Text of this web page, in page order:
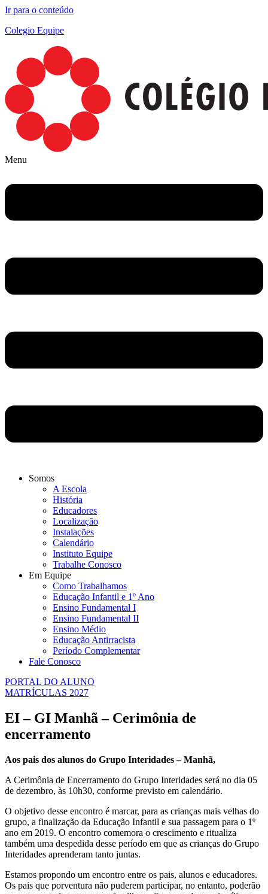
Ir para o conteúdo
Colegio Equipe
Menu
Somos
A Escola
História
Educadores
Localização
Instalações
Calendário
Instituto Equipe
Trabalhe Conosco
Em Equipe
Como Trabalhamos
Educação Infantil e 1º Ano
Ensino Fundamental I
Ensino Fundamental II
Ensino Médio
Educação Antirracista
Período Complementar
Fale Conosco
PORTAL DO ALUNO
MATRÍCULAS 2027
EI – GI Manhã – Cerimônia de
encerramento
Aos pais dos alunos do Grupo Interidades – Manhã,
A Cerimônia de Encerramento do Grupo Interidades será no dia 05
de dezembro, às 10h30, conforme previsto em calendário.
O objetivo desse encontro é marcar, para as crianças mais velhas do
grupo, a finalização da Educação Infantil e sua passagem para o 1º
ano em 2019. O encontro comemora o crescimento e ritualiza
também uma despedida desse período em que as crianças do Grupo
Interidades aprenderam tanto juntas.
Estamos propondo um encontro entre os pais, alunos e educadores.
Os pais que porventura não puderem participar, no entanto, poderão